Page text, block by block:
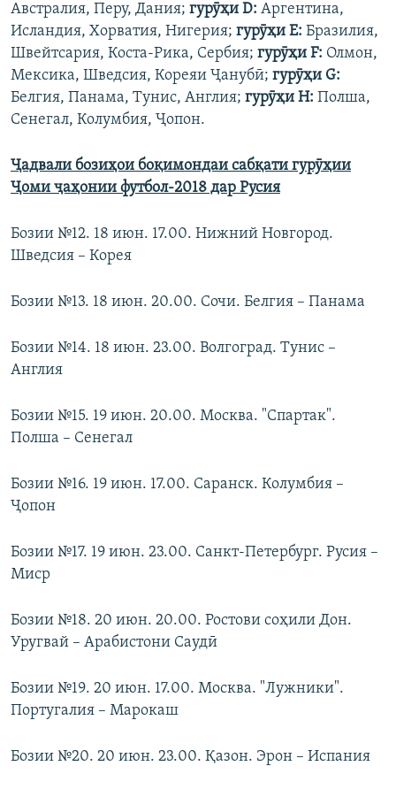
Австралия, Перу, Дания; гурӯҳи D: Аргентина,
Исландия, Хорватия, Нигерия; гурӯҳи Е: Бразилия,
Швейтсария, Коста-Рика, Сербия; гурӯҳи F: Олмон,
Мексика, Шведсия, Кореяи Ҷанубӣ; гурӯҳи G:
Белгия, Панама, Тунис, Англия; гурӯҳи H: Полша,
Сенегал, Колумбия, Ҷопон.
Ҷадвали бозиҳои боқимондаи сабқати гурӯҳии
Ҷоми ҷаҳонии футбол-2018 дар Русия
Бозии №12. 18 июн. 17.00. Нижний Новгород.
Шведсия – Корея
Бозии №13. 18 июн. 20.00. Сочи. Белгия – Панама
Бозии №14. 18 июн. 23.00. Волгоград. Тунис –
Англия
Бозии №15. 19 июн. 20.00. Москва. "Спартак".
Полша – Сенегал
Бозии №16. 19 июн. 17.00. Саранск. Колумбия –
Ҷопон
Бозии №17. 19 июн. 23.00. Санкт-Петербург. Русия –
Миср
Бозии №18. 20 июн. 20.00. Ростови соҳили Дон.
Уругвай – Арабистони Саудӣ
Бозии №19. 20 июн. 17.00. Москва. "Лужники".
Португалия – Марокаш
Бозии №20. 20 июн. 23.00. Қазон. Эрон – Испания